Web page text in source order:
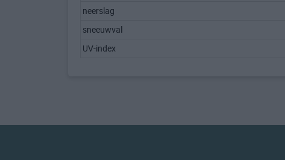
neerslag
sneeuwval
UV-index